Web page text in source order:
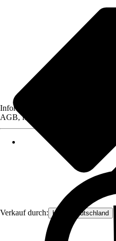
Verkauf durch: Hecht Deutschland
Informationen des Verkäufers, wie
AGB, finden Sie bei Klick auf den